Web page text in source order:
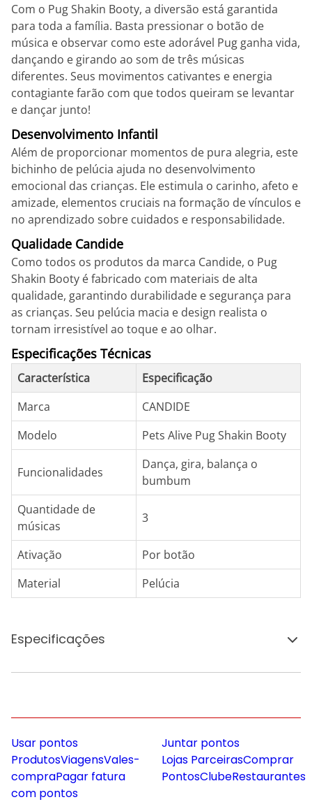
Com o Pug Shakin Booty, a diversão está garantida
para toda a família. Basta pressionar o botão de
música e observar como este adorável Pug ganha vida,
dançando e girando ao som de três músicas
diferentes. Seus movimentos cativantes e energia
contagiante farão com que todos queiram se levantar
e dançar junto!
Desenvolvimento Infantil
Além de proporcionar momentos de pura alegria, este
bichinho de pelúcia ajuda no desenvolvimento
emocional das crianças. Ele estimula o carinho, afeto e
amizade, elementos cruciais na formação de vínculos e
no aprendizado sobre cuidados e responsabilidade.
Qualidade Candide
Como todos os produtos da marca Candide, o Pug
Shakin Booty é fabricado com materiais de alta
qualidade, garantindo durabilidade e segurança para
as crianças. Seu pelúcia macia e design realista o
tornam irresistível ao toque e ao olhar.
Especificações Técnicas
Característica
Especificação
Marca
CANDIDE
Modelo
Pets Alive Pug Shakin Booty
Funcionalidades
Dança, gira, balança o
bumbum
Quantidade de
músicas
3
Ativação
Por botão
Material
Pelúcia
Especificações
Usar pontos
ProdutosViagensVales-
compraPagar fatura
com pontos
Juntar pontos
Lojas ParceirasComprar
PontosClubeRestaurantes